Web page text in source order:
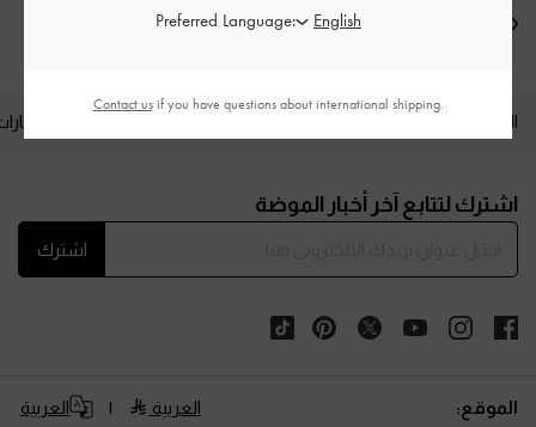
المنتجات الجديدة
اشترك لتتابع آخر أخبار الموضة
اشترك
الموقع: العربية العربية
Preferred Language:
Contact usif you have questions about international shipping.